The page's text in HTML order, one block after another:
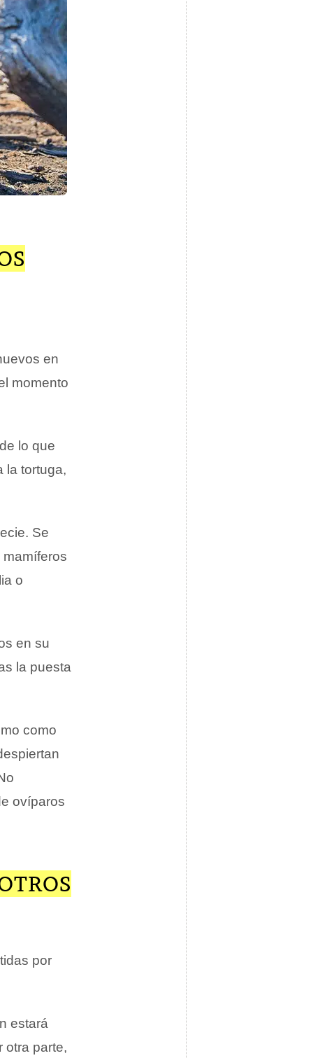
en
momento
lo que
la tortuga,
Se
o
en su
la puesta
como
ovíparos
por
estará
otra parte,